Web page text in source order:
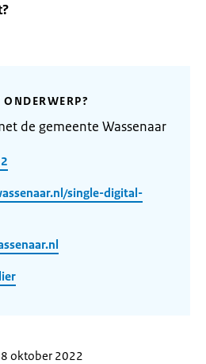
de gemeente Wassenaar
single-digital-
oktober 2022